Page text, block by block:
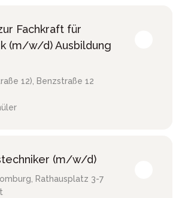
Fachkraft für
(m/w/d) Ausbildung
12), Benzstraße 12
(m/w/d)
, Rathausplatz 3-7